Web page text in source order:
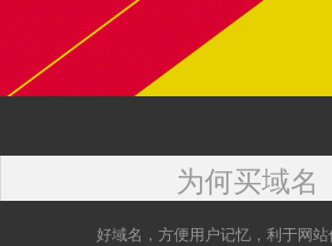
为何买域名
好域名，方便用户记忆，利于网站